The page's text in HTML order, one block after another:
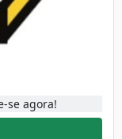
se agora!